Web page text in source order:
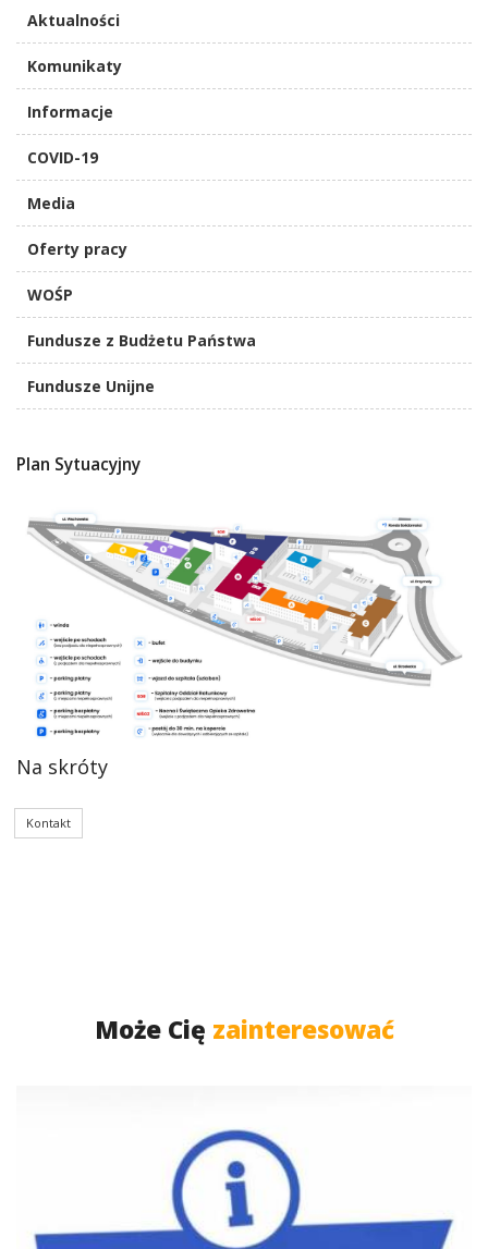
Aktualności
Komunikaty
Informacje
COVID-19
Media
Oferty pracy
WOŚP
Fundusze z Budżetu Państwa
Fundusze Unijne
Plan Sytuacyjny
Na skróty
Kontakt
Może Cię zainteresować